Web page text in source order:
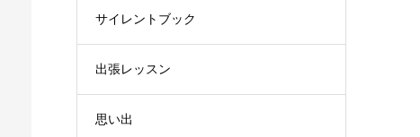
サイレントブック
出張レッスン
思い出